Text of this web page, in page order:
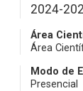
2024-
Área
Área
Modo de
Presencial